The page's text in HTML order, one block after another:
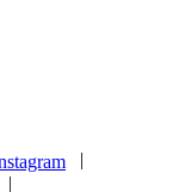
|
|